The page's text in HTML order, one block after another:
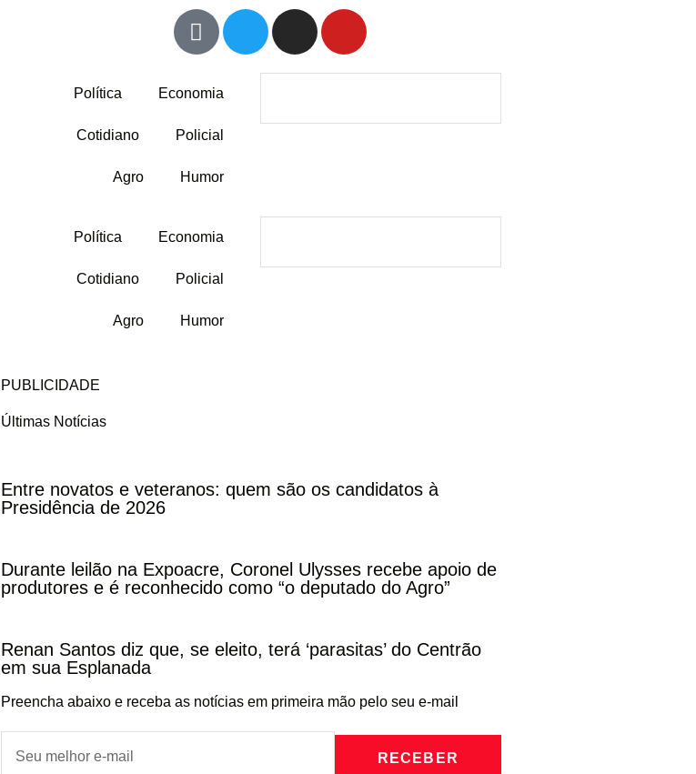
Política Economia
Cotidiano Policial
Agro Humor
Política Economia
Cotidiano Policial
Agro Humor
PUBLICIDADE
Últimas Notícias
Entre novatos e veteranos: quem são os candidatos à
Presidência de 2026
Durante leilão na Expoacre, Coronel Ulysses recebe apoio de
produtores e é reconhecido como “o deputado do Agro”
Renan Santos diz que, se eleito, terá ‘parasitas’ do Centrão
em sua Esplanada
Preencha abaixo e receba as notícias em primeira mão pelo seu e-mail
RECEBER